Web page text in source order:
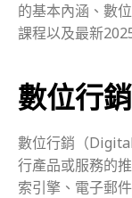
的基本內涵、數
課程以及最新
數位行
數位行銷（
行產品或服務的
索引擎、電子郵